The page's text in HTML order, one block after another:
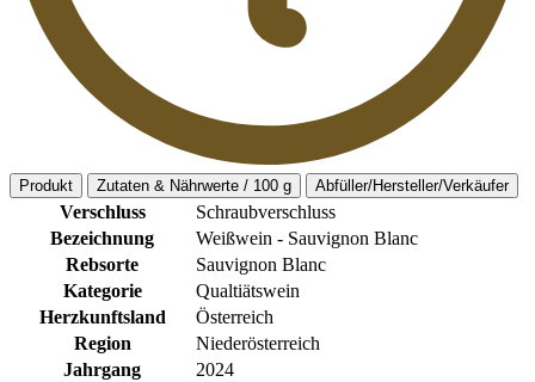
Produkt Zutaten & Nährwerte / 100 g Abfüller/Hersteller/Verkäufer
Verschluss
Schraubverschluss
Bezeichnung
Weißwein - Sauvignon Blanc
Rebsorte
Sauvignon Blanc
Kategorie
Qualtiätswein
Herzkunftsland
Österreich
Region
Niederösterreich
Jahrgang
2024